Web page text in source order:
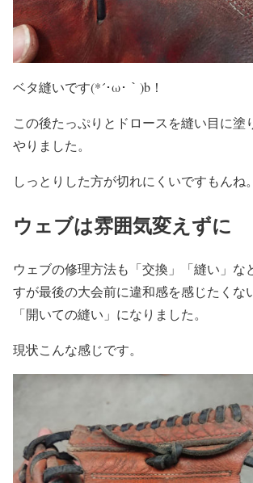
ベタ縫いです(*´･ω･｀)b！
この後たっぷりとドロースを縫い目に塗
やりました。
しっとりした方が切れにくいですもんね。
ウェブは雰囲気変えずに
ウェブの修理方法も「交換」「縫い」な
すが最後の大会前に違和感を感じたくな
「開いての縫い」になりました。
現状こんな感じです。